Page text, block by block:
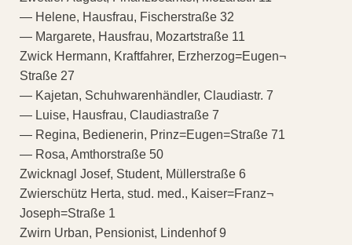
— Helene, Hausfrau, Fischerstraße 32
— Margarete, Hausfrau, Mozartstraße 11
Zwick Hermann, Kraftfahrer, Erzherzog=Eugen¬
Straße 27
— Kajetan, Schuhwarenhändler, Claudiastr. 7
— Luise, Hausfrau, Claudiastraße 7
— Regina, Bedienerin, Prinz=Eugen=Straße 71
— Rosa, Amthorstraße 50
Zwicknagl Josef, Student, Müllerstraße 6
Zwierschütz Herta, stud. med., Kaiser=Franz¬
Joseph=Straße 1
Zwirn Urban, Pensionist, Lindenhof 9